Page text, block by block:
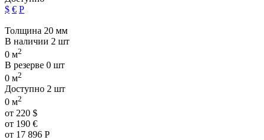
$ € Р
Толщина 20 мм
В наличии 2 шт
0 м2
В резерве 0 шт
0 м2
Доступно 2 шт
0 м2
от 220 $
от 190 €
от 17 896 Р